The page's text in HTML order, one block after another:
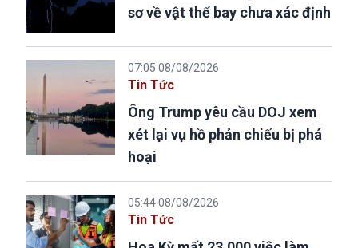
sơ về vật thể bay chưa xác định
07:05 08/08/2026
Tin Tức
Ông Trump yêu cầu DOJ xem
xét lại vụ hồ phản chiếu bị phá
hoại
05:44 08/08/2026
Tin Tức